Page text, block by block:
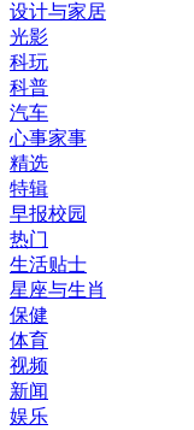
设计与家居
光影
科玩
科普
汽车
心事家事
精选
特辑
早报校园
热门
生活贴士
星座与生肖
保健
体育
视频
新闻
娱乐